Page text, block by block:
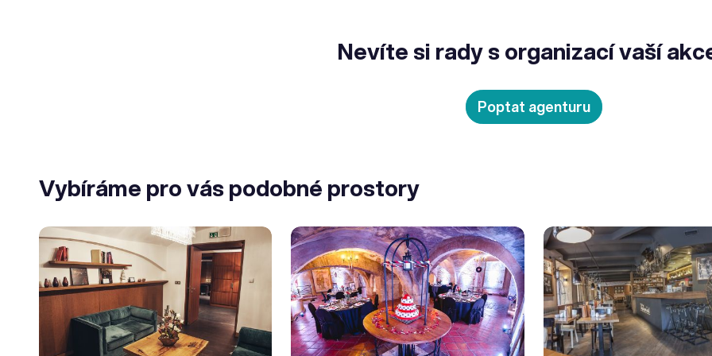
Nevíte si rady s organizací vaší
Poptat agenturu
Vybíráme pro vás podobné prostory